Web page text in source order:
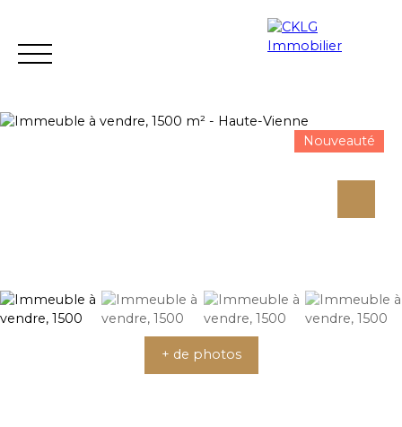
Estimation
Nouveauté
+ de photos